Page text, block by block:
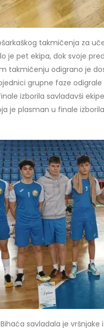
takmičenja za
je pet ekipa, dok svoje
takmičenju odigrano je
grupne faze
izborila savladavši
je plasman u finale
savladala je vršnjake